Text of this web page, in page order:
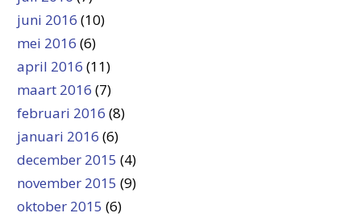
juni 2016 (10)
mei 2016 (6)
april 2016 (11)
maart 2016 (7)
februari 2016 (8)
januari 2016 (6)
december 2015 (4)
november 2015 (9)
oktober 2015 (6)